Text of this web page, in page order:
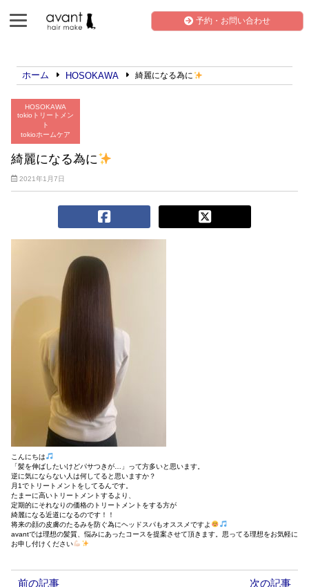
予約・お問い合わせ
ホーム HOSOKAWA 綺麗になる為に
HOSOKAWA
tokioトリートメン
ト
tokioホームケア
綺麗になる為に
2021年1月7日
こんにちは
「髪を伸ばしたいけどパサつきが…」って方多いと思います。
逆に気にならない人は何してると思いますか？
月1でトリートメントをしてるんです。
たまーに高いトリートメントするより、
定期的にそれなりの価格のトリートメントをする方が
綺麗になる近道になるのです！！
将来の顔の皮膚のたるみを防ぐ為にヘッドスパもオススメですよ
avantでは理想の髪質、悩みにあったコースを提案させて頂きます。思ってる理想をお気軽に
お申し付けください
前の記事 次の記事